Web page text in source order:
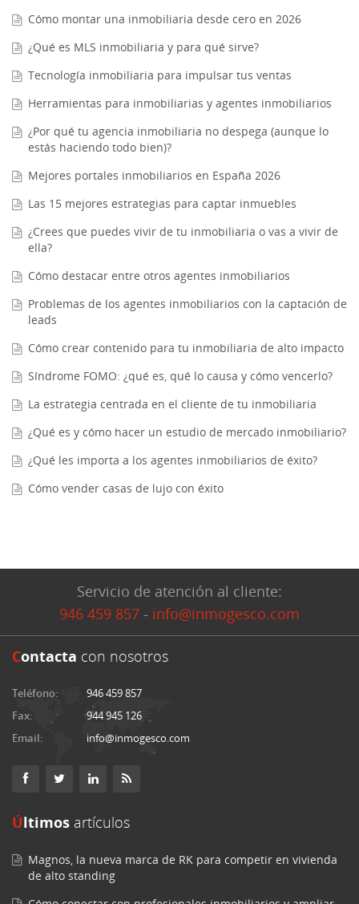
Cómo montar una inmobiliaria desde cero en 2026
¿Qué es MLS inmobiliaria y para qué sirve?
Tecnología inmobiliaria para impulsar tus ventas
Herramientas para inmobiliarias y agentes inmobiliarios
¿Por qué tu agencia inmobiliaria no despega (aunque lo
estás haciendo todo bien)?
Mejores portales inmobiliarios en España 2026
Las 15 mejores estrategias para captar inmuebles
¿Crees que puedes vivir de tu inmobiliaria o vas a vivir de
ella?
Cómo destacar entre otros agentes inmobiliarios
Problemas de los agentes inmobiliarios con la captación de
leads
Cómo crear contenido para tu inmobiliaria de alto impacto
Síndrome FOMO: ¿qué es, qué lo causa y cómo vencerlo?
La estrategia centrada en el cliente de tu inmobiliaria
¿Qué es y cómo hacer un estudio de mercado inmobiliario?
¿Qué les importa a los agentes inmobiliarios de éxito?
Cómo vender casas de lujo con éxito
Servicio de atención al cliente:
946 459 857 - info@inmogesco.com
Contacta con nosotros
Teléfono:
946 459 857
Fax:
944 945 126
Email:
info@inmogesco.com
Últimos artículos
Magnos, la nueva marca de RK para competir en vivienda
de alto standing